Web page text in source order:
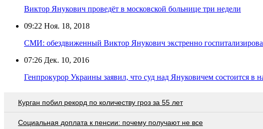
Виктор Янукович проведёт в московской больнице три недели
09:22 Ноя. 18, 2018
СМИ: обездвиженный Виктор Янукович экстренно
07:26 Дек. 10, 2016
Генпрокурор Украины заявил, что суд над Януковичем состоится в
Курган побил рекорд по количеству гроз за 55 лет
Социальная доплата к пенсии: почему получают не все